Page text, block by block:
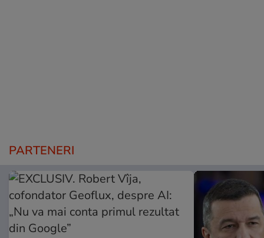
PARTENERI